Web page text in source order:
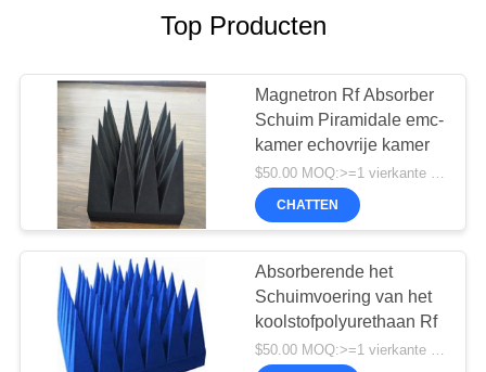
Top Producten
Magnetron Rf Absorber
Schuim Piramidale emc-
kamer echovrije kamer
$50.00 MOQ:>=1 vierkante Meters
CHATTEN
Absorberende het
Schuimvoering van het
koolstofpolyurethaan Rf
$50.00 MOQ:>=1 vierkante Meters